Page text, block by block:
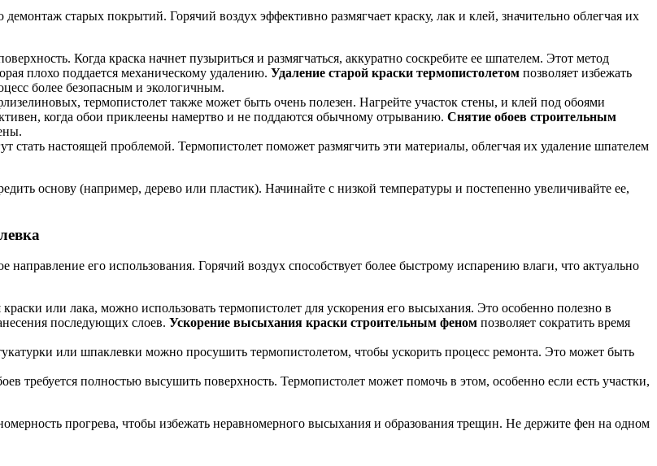
демонтаж старых покрытий. Горячий воздух эффективно размягчает краску, лак и клей, значительно облегчая их
Когда краска начнет пузыриться и размягчаться, аккуратно соскребите ее шпателем. Этот метод
плохо поддается механическому удалению. Удаление старой краски термопистолетом позволяет избежать
более безопасным и экологичным.
термопистолет также может быть очень полезен. Нагрейте участок стены, и клей под обоями
когда обои приклеены намертво и не поддаются обычному отрыванию. Снятие обоев строительным
стать настоящей проблемой. Термопистолет поможет размягчить эти материалы, облегчая их удаление шпателем
основу (например, дерево или пластик). Начинайте с низкой температуры и постепенно увеличивайте ее,
направление его использования. Горячий воздух способствует более быстрому испарению влаги, что актуально
или лака, можно использовать термопистолет для ускорения его высыхания. Это особенно полезно в
последующих слоев. Ускорение высыхания краски строительным феном позволяет сократить время
или шпаклевки можно просушить термопистолетом, чтобы ускорить процесс ремонта. Это может быть
требуется полностью высушить поверхность. Термопистолет может помочь в этом, особенно если есть участки,
прогрева, чтобы избежать неравномерного высыхания и образования трещин. Не держите фен на одном